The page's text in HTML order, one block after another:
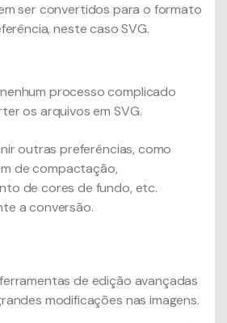
ser convertidos para o formato
neste caso SVG.
processo complicado
os arquivos em SVG.
outras preferências, como
de compactação,
de cores de fundo, etc.
a conversão.
de edição avançadas
modificações nas imagens.